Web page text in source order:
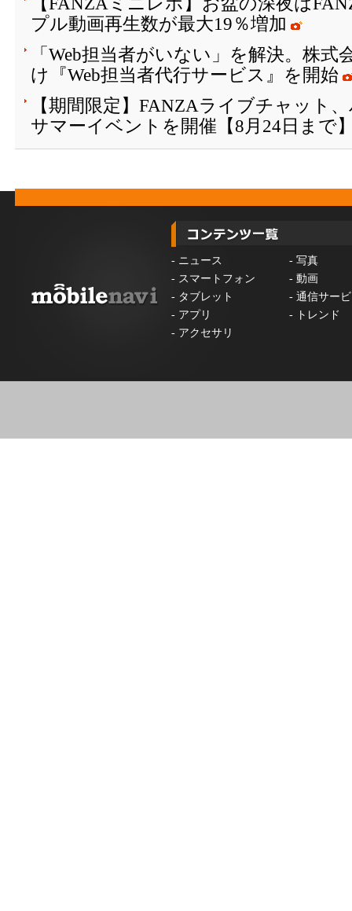
プル動画再生数が最大19％増加
「Web担当者がいない」を解決。株式
け『Web担当者代行サービス』を開始
【期間限定】FANZAライブチャット
サマーイベントを開催【8月24日まで
- ニュース - 写真
- スマートフォン - 動画
- タブレット - 通信サー
- アプリ -
トレンド
- アクセサリ